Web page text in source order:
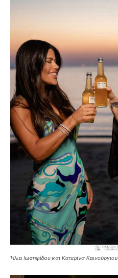
Ήλια Ιωσηφίδου και Κατερίνα Καινούργιου